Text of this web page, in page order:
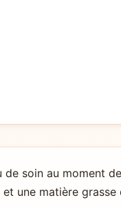
soin au moment
une matière